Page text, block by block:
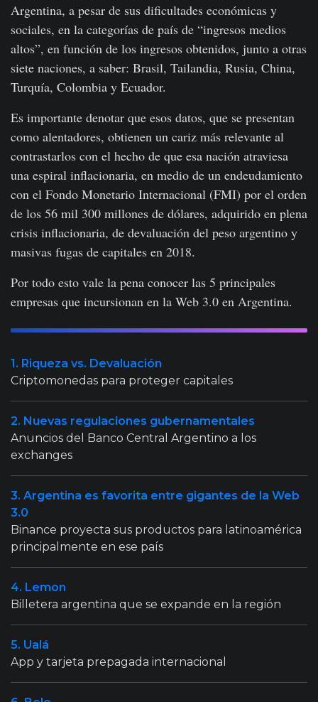
Argentina, a pesar de sus dificultades económicas y
sociales, en la categorías de país de “ingresos medios
altos”, en función de los ingresos obtenidos, junto a otras
siete naciones, a saber: Brasil, Tailandia, Rusia, China,
Turquía, Colombia y Ecuador.
Es importante denotar que esos datos, que se presentan
como alentadores, obtienen un cariz más relevante al
contrastarlos con el hecho de que esa nación atraviesa
una espiral inflacionaria, en medio de un endeudamiento
con el Fondo Monetario Internacional (FMI) por el orden
de los 56 mil 300 millones de dólares, adquirido en plena
crisis inflacionaria, de devaluación del peso argentino y
masivas fugas de capitales en 2018.
Por todo esto vale la pena conocer las 5 principales
empresas que incursionan en la Web 3.0 en Argentina.
1. Riqueza vs. Devaluación
Criptomonedas para proteger capitales
2. Nuevas regulaciones gubernamentales
Anuncios del Banco Central Argentino a los
exchanges
3. Argentina es favorita entre gigantes de la Web
3.0
Binance proyecta sus productos para latinoamérica
principalmente en ese país
4. Lemon
Billetera argentina que se expande en la región
5. Ualá
App y tarjeta prepagada internacional